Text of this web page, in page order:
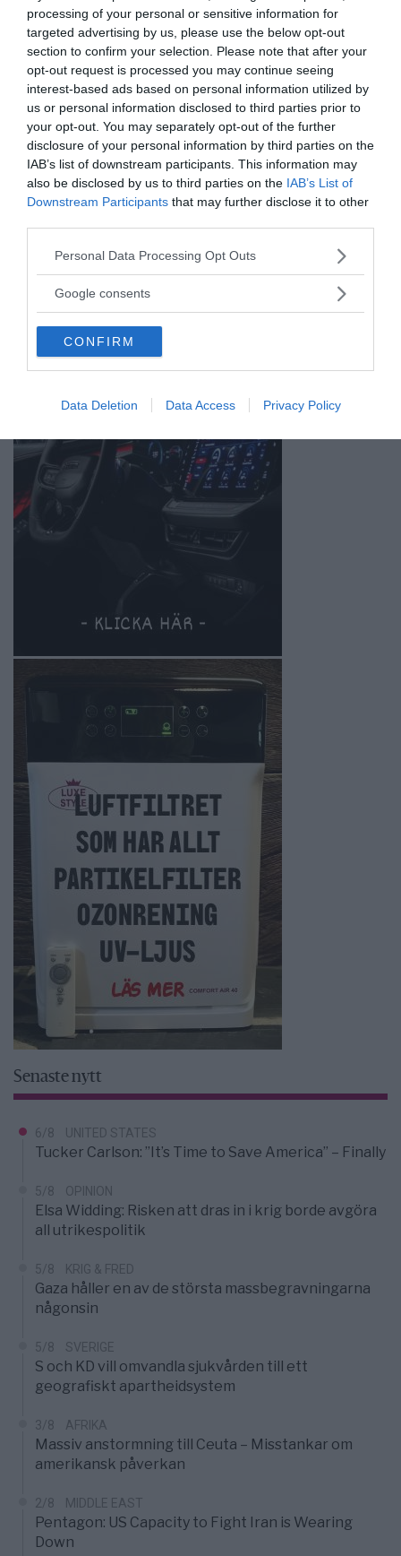
processing of your personal or sensitive information for
targeted advertising by us, please use the below opt-out
section to confirm your selection. Please note that after your
opt-out request is processed you may continue seeing
interest-based ads based on personal information utilized by
us or personal information disclosed to third parties prior to
your opt-out. You may separately opt-out of the further
disclosure of your personal information by third parties on the
IAB’s list of downstream participants. This information may
also be disclosed by us to third parties on the IAB’s List of
Downstream Participants that may further disclose it to other
Please note that this website/app uses one or more Google
not limited to your visit or usage behaviour. You may click to
use your data for below specified purposes in below Google
consent section.
Personal Data Processing Opt Outs
Google consents
CONFIRM
Data Deletion Data Access Privacy Policy
Få NewsVoice nyhets-mail
ANNONSER
Senaste nytt
6/8 UNITED STATES
Tucker Carlson: ”It’s Time to Save America” – Finally
5/8 OPINION
Elsa Widding: Risken att dras in i krig borde avgöra
all utrikespolitik
5/8 KRIG & FRED
Gaza håller en av de största massbegravningarna
någonsin
5/8 SVERIGE
S och KD vill omvandla sjukvården till ett
geografiskt apartheidsystem
3/8 AFRIKA
Massiv anstormning till Ceuta – Misstankar om
amerikansk påverkan
2/8 MIDDLE EAST
Pentagon: US Capacity to Fight Iran is Wearing
Down